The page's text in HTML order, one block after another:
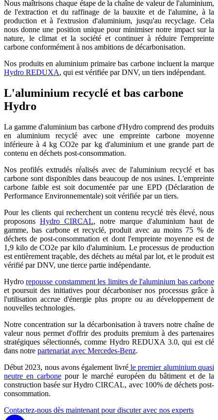
Nous maîtrisons chaque étape de la chaîne de valeur de l'aluminium,
de l'extraction et du raffinage de la bauxite et de l'alumine, à la
production et à l'extrusion d'aluminium, jusqu'au recyclage. Cela
nous donne une position unique pour minimiser notre impact sur la
nature, le climat et la société et continuer à réduire l'empreinte
carbone conformément à nos ambitions de décarbonisation.
Nos produits en aluminium primaire bas carbone incluent la marque
Hydro REDUXA, qui est vérifiée par DNV, un tiers indépendant.
L'aluminium recyclé et bas carbone
Hydro
La gamme d'aluminium bas carbone d'Hydro comprend des produits
en aluminium recyclé avec une empreinte carbone moyenne
inférieure à 4 kg CO2e par kg d'aluminium et une grande part de
contenu en déchets post-consommation.
Nos profilés extrudés réalisés avec de l'aluminium recyclé et bas
carbone sont disponibles dans beaucoup de nos usines. L'empreinte
carbone faible est soit documentée par une EPD (Déclaration de
Performance Environnementale) soit vérifiée par un tiers.
Pour les clients qui recherchent un contenu recyclé très élevé, nous
proposons Hydro CIRCAL, notre marque d'aluminium haut de
gamme, bas carbone et recyclé, produit avec au moins 75 % de
déchets de post-consommation et dont l'empreinte moyenne est de
1,9 kilo de CO2e par kilo d'aluminium. Le processus de production
est entièrement traçable, des déchets au métal par lot, et le produit est
vérifié par DNV, une tierce partie indépendante.
Hydrorepousse constamment les limites de l'aluminium bas carbone
et poursuit des initiatives pour décarboniser nos processus grâce à
l'utilisation accrue d'énergie plus propre ou au développement de
nouvelles technologies.
Notre concentration sur la décarbonisation à travers notre chaîne de
valeur nous permet d'offrir des produits premium à des partenaires
stratégiques sélectionnés, comme Hydro REDUXA 3.0, qui est clé
dans notre partenariat avec Mercedes-Benz.
Début 2023, nous avons également livréle premier aluminium quasi
neutre en carbone pour le marché européen du bâtiment et de la
construction basée sur Hydro CIRCAL, avec 100% de déchets post-
consommation.
Contactez-nous dès maintenant pour discuter avec nos experts